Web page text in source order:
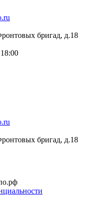
бригад, д.18
бригад, д.18